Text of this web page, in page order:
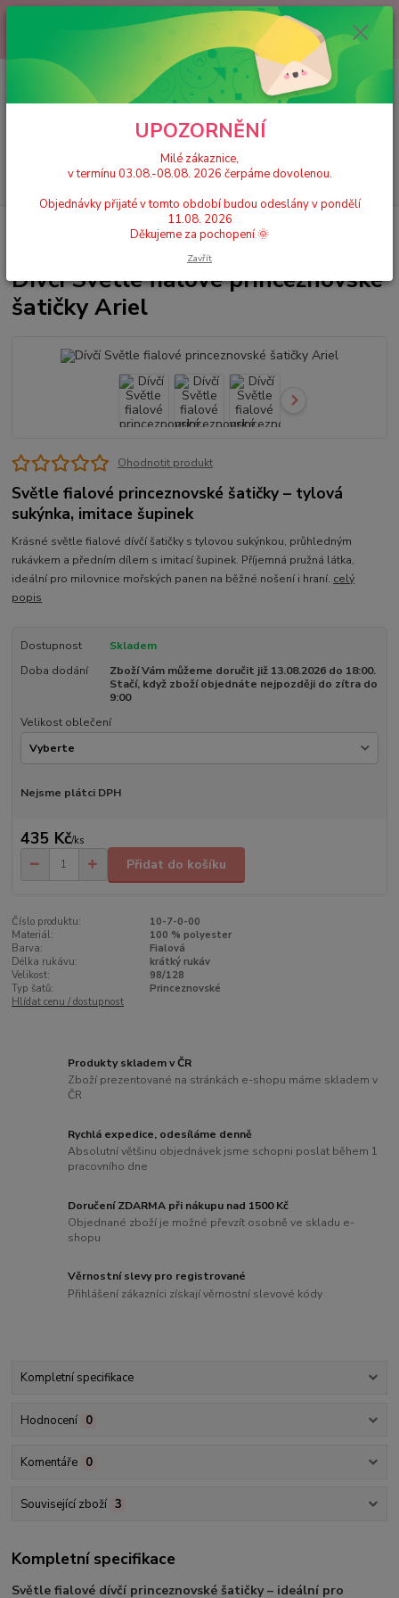
Milé zákaznice, v termínu 03.08.-08.08. 2026 čerpáme dovolenou.
Objednávky přijaté v tomto období budou odeslány v pondělí 11.08.
2026 Děkujeme za pochopení 🌞
CZK
Hledat
+420 777 224 390
(Po-Pá, 9-17 hod.)
0 Kč
Dětské karnevalové kostýmy / Princeznovské šaty, doplňky
Světle fialové princeznovské šatičky Ariel
Dívčí Světle fialové princeznovské
šatičky Ariel
Ohodnotit produkt
Světle fialové princeznovské šatičky – tylová
sukýnka, imitace šupinek
Krásné světle fialové dívčí šatičky s tylovou sukýnkou, průhledným
rukávkem a předním dílem s imitací šupinek. Příjemná pružná látka,
ideální pro milovnice mořských panen na běžné nošení i hraní. celý
popis
Dostupnost
Skladem
Doba dodání
Zboží Vám můžeme doručit již 13.08.2026 do 18:00.
Stačí, když zboží objednáte nejpozději do zítra do
9:00
Velikost oblečení
Nejsme plátci DPH
435 Kč/ks
Přidat do košíku
Číslo produktu:
10-7-0-00
Materiál:
100 % polyester
Barva:
Fialová
Délka rukávu:
krátký rukáv
Velikost:
98/128
Typ šatů:
Princeznovské
Hlídat cenu / dostupnost
Produkty skladem v ČR
Zboží prezentované na stránkách e-shopu máme skladem v
ČR
Rychlá expedice, odesíláme denně
Absolutní většinu objednávek jsme schopni poslat během 1
pracovního dne
Doručení ZDARMA při nákupu nad 1500 Kč
Objednané zboží je možné převzít osobně ve skladu e-
shopu
Věrnostní slevy pro registrované
Přihlášení zákazníci získají věrnostní slevové kódy
Kompletní specifikace
Hodnocení 0
Komentáře 0
Související zboží 3
Kompletní specifikace
Světle fialové dívčí princeznovské šatičky – ideální pro
UPOZORNĚNÍ
Milé zákaznice,
v termínu 03.08.-08.08. 2026 čerpáme dovolenou.
Objednávky přijaté v tomto období budou odeslány v pondělí
11.08. 2026
Děkujeme za pochopení 🌞
Zavřít